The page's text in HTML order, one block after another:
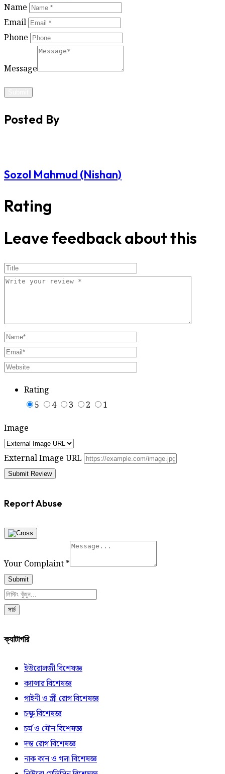
Name
Email
Phone
Message
Posted By
Sozol Mahmud (Nishan)
Rating
Leave feedback about this
Rating
5
4 3 2
1
Image
External Image URL
Report Abuse
Your Complaint *
Submit
সার্চ
ক্যাটাগরি
ইউরোলজী বিশেষজ্ঞ
ক্যান্সার বিশেষজ্ঞ
গাইনী ও স্ত্রী রোগ বিশেষজ্ঞ
চক্ষু বিশেষজ্ঞ
চর্ম ও যৌন বিশেষজ্ঞ
দন্ত রোগ বিশেষজ্ঞ
নাক কান ও গলা বিশেষজ্ঞ